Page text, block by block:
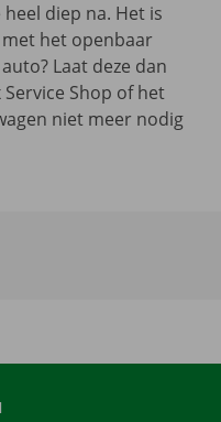
diep na. Het is
het openbaar
Laat deze dan
Shop of het
niet meer nodig